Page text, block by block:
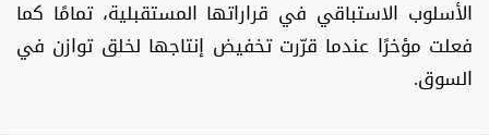
الأسلوب الاستباقي في قراراتها المستقبلية، تمامًا كما
فعلت مؤخرًا عندما قرّرت تخفيض إنتاجها لخلق توازن في
السوق.